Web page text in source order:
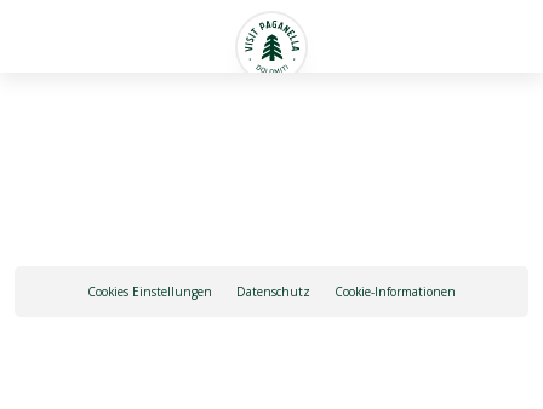
Cookies Einstellungen Datenschutz Cookie-Informationen